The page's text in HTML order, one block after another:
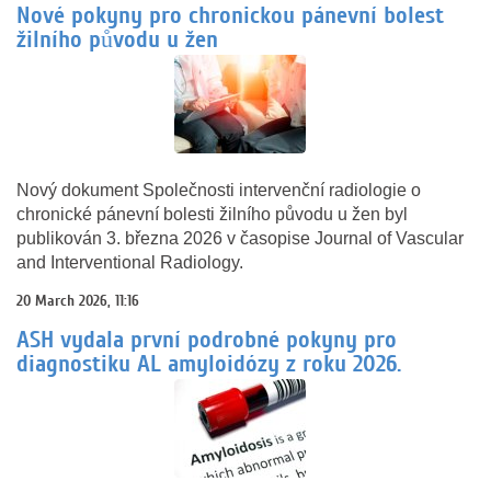
Nové pokyny pro chronickou pánevní bolest
žilního původu u žen
Nový dokument Společnosti intervenční radiologie o
chronické pánevní bolesti žilního původu u žen byl
publikován 3. března 2026 v časopise Journal of Vascular
and Interventional Radiology.
20 March 2026, 11:16
ASH vydala první podrobné pokyny pro
diagnostiku AL amyloidózy z roku 2026.